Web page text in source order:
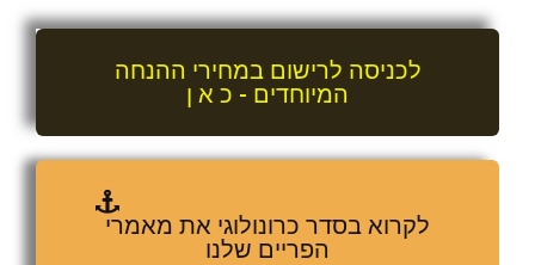
לכניסה לרישום במחירי ההנחה
המיוחדים - כ א ן
לקרוא בסדר כרונולוגי את מאמרי
הפריים שלנו